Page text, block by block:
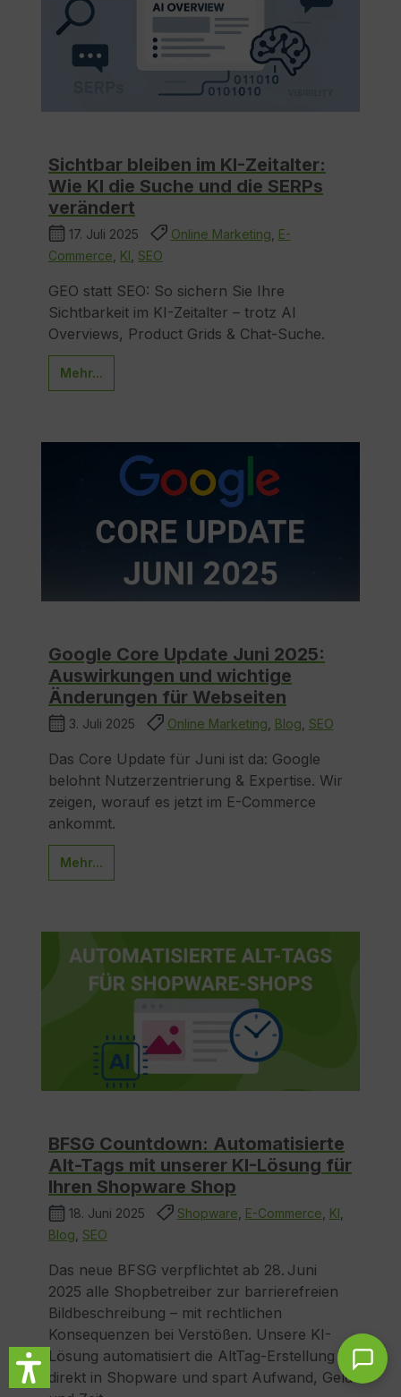
Sichtbar bleiben im KI-Zeitalter:
Wie KI die Suche und die SERPs
verändert
17. Juli 2025 Online Marketing E-
Commerce KI SEO
GEO statt SEO: So sichern Sie Ihre
Sichtbarkeit im KI-Zeitalter – trotz AI
Overviews, Product Grids & Chat-Suche.
Mehr...
Google Core Update Juni 2025:
Auswirkungen und wichtige
Änderungen für Webseiten
3. Juli 2025 Online Marketing Blog SEO
Das Core Update für Juni ist da: Google
belohnt Nutzerzentrierung & Expertise. Wir
zeigen, worauf es jetzt im E-Commerce
ankommt.
Mehr...
BFSG Countdown: Automatisierte
Alt-Tags mit unserer KI-Lösung für
Ihren Shopware Shop
18. Juni 2025 Shopware E-Commerce KI
Blog SEO
Das neue BFSG verpflichtet ab 28. Juni
2025 alle Shopbetreiber zur barrierefreien
Bildbeschreibung – mit rechtlichen
Konsequenzen bei Verstößen. Unsere KI-
Lösung automatisiert die AltTag-Erstellung
direkt in Shopware und spart Aufwand, Geld